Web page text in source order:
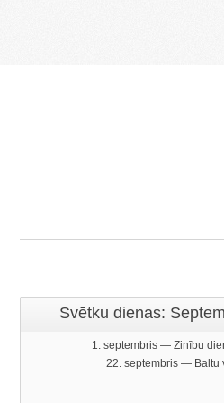
Svētku dienas:
1. septembris — Zinību
22. septembris — Baltu